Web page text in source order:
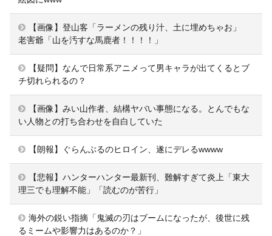
【画像】登山客「ラーメンの残り汁、土に埋めちゃお」
老害爺「山を汚すな馬鹿者！！！！」
【疑問】なんで日常系アニメって男キャラが出てくるとブ
チ切れられるの？
【画像】みい山作者、結構ヤバい事態になる。とんでもな
い人物との打ち合わせを自白していた
【朗報】ぐらんぶるのヒロイン、遂にデレるwwww
【悲報】ハンターハンター最新刊、難解すぎて炎上「東大
理三でも理解不能」「読むのが苦行」
海外の鋭い指摘「鬼滅の刃はブームになったが、後世に残
るミームや影響力はあるのか？」